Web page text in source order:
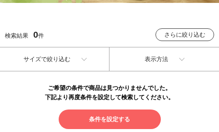
検索結果 0件 さらに絞り込む
サイズで絞り込む 表示方法
ご希望の条件で商品は見つかりませんでした。
下記より再度条件を設定して検索してください。
条件を設定する